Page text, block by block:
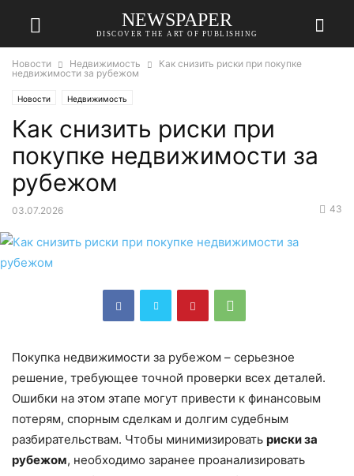
NEWSPAPER
DISCOVER THE ART OF PUBLISHING
Новости Недвижимость
Как снизить риски при покупке
недвижимости за рубежом
Новости Недвижимость
Как снизить риски при
покупке недвижимости за
рубежом
03.07.2026 43
Покупка недвижимости за рубежом – серьезное
решение, требующее точной проверки всех деталей.
Ошибки на этом этапе могут привести к финансовым
потерям, спорным сделкам и долгим судебным
разбирательствам. Чтобы минимизировать риски за
рубежом, необходимо заранее проанализировать